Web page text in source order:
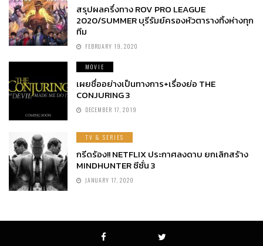
สรุปผลครึ่งทาง ROV PRO LEAGUE
2020/SUMMER บุรีรัมย์ครองหัวตารางทิ้งห่างทุก
ทีม
FEBRUARY 19, 2020
MOVIE
เผยชื่ออย่างเป็นทางการ+เรื่องย่อ THE
CONJURING 3
DECEMBER 17, 2019
TV & SERIES
กรีดร้อง!! NETFLIX ประกาศลงดาบ ยกเลิกสร้าง
MINDHUNTER ซีซั่น 3
JANUARY 17, 2020